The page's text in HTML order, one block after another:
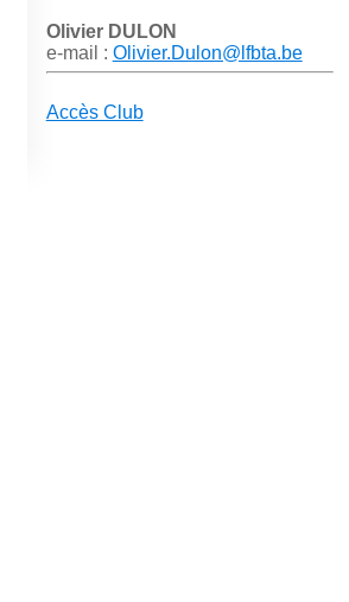
Olivier DULON
e-mail : Olivier.Dulon@lfbta.be
Accès Club